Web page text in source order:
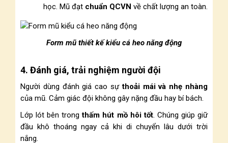
học. Mũ đạt chuẩn QCVN về chất lượng an toàn.
Form mũ thiết kế kiểu cá heo năng động
4. Đánh giá, trải nghiệm người đội
Người dùng đánh giá cao sựthoải mái và nhẹ nhàng
của mũ. Cảm giác đội không gây nặng đầu hay bí bách.
Lớp lót bên trongthấm hút mồ hôi tốt. Chúng giúp giữ
đầu khô thoáng ngay cả khi di chuyển lâu dưới trời
nắng.